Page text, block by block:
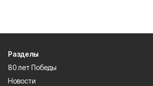
Разделы
80 лет Победы
Новости